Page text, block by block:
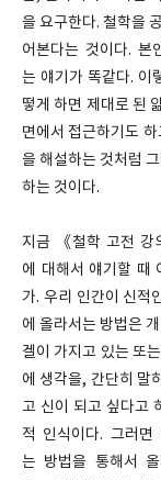
을 요구한다. 철학을
어본다는 것이다. 본
는 얘기가 똑같다. 이
떻게 하면 제대로 된
면에서 접근하기도
을 해설하는 것처럼
하는 것이다.
지금 《철학 고전 강
에 대해서 얘기할 때
가. 우리 인간이 신적
에 올라서는 방법은
겔이 가지고 있는 또
에 생각을, 간단히 말
고 신이 되고 싶다고
적 인식이다. 그러면
는 방법을 통해서